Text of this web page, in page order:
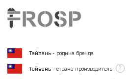
Тайвань - родина бренда
Тайвань - страна производитель ?